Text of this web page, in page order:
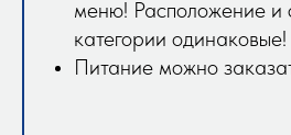
меню! Расположение и
категории одинаковые!
Питание можно